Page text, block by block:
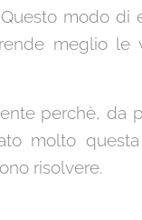
modo di
meglio
perchè, da
molto
risolvere.